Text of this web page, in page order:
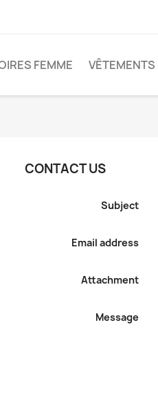
FEMME VÊTEMENTS
CONTACT US
Subject
Email address
Attachment
Message